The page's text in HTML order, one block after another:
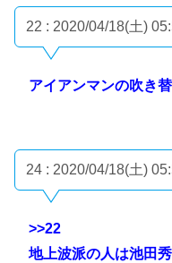
22 : 2020/04/18(土)
アイアンマンの吹き
24 : 2020/04/18(土)
>>22
地上波派の人は池田